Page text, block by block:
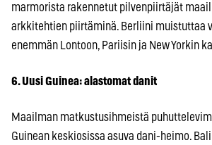
marmorista rakennetut pilvenpiirtäjät
arkkitehtien piirtäminä. Berliini muistuttaa
enemmän Lontoon, Pariisin ja New Yorkin
6. Uusi Guinea: alastomat danit
Maailman matkustusihmeistä
Guinean keskiosissa asuva dani-heimo.